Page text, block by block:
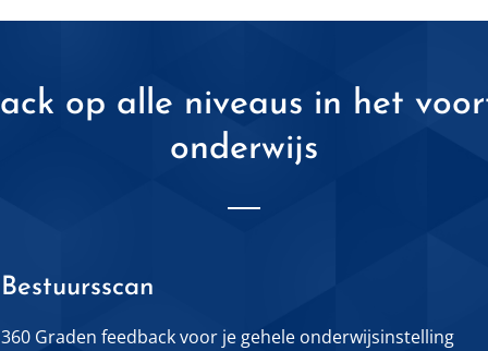
op alle niveaus in het
onderwijs
Bestuursscan
360 Graden feedback voor je gehele onderwijsinstelling